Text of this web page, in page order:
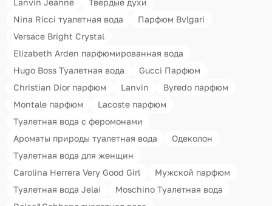
Lanvin Jeanne
Твердые духи
Nina Ricci туалетная вода
Парфюм Bvlgari
Versace Bright Crystal
Elizabeth Arden парфюмированная вода
Hugo Boss Туалетная вода
Gucci Парфюм
Christian Dior парфюм
Lanvin
Byredo парфюм
Montale парфюм
Lacoste парфюм
Туалетная вода с феромонами
Ароматы природы туалетная вода
Одеколон
Туалетная вода для женщин
Carolina Herrera Very Good Girl
Мужской парфюм
Туалетная вода Jelai
Moschino Туалетная вода